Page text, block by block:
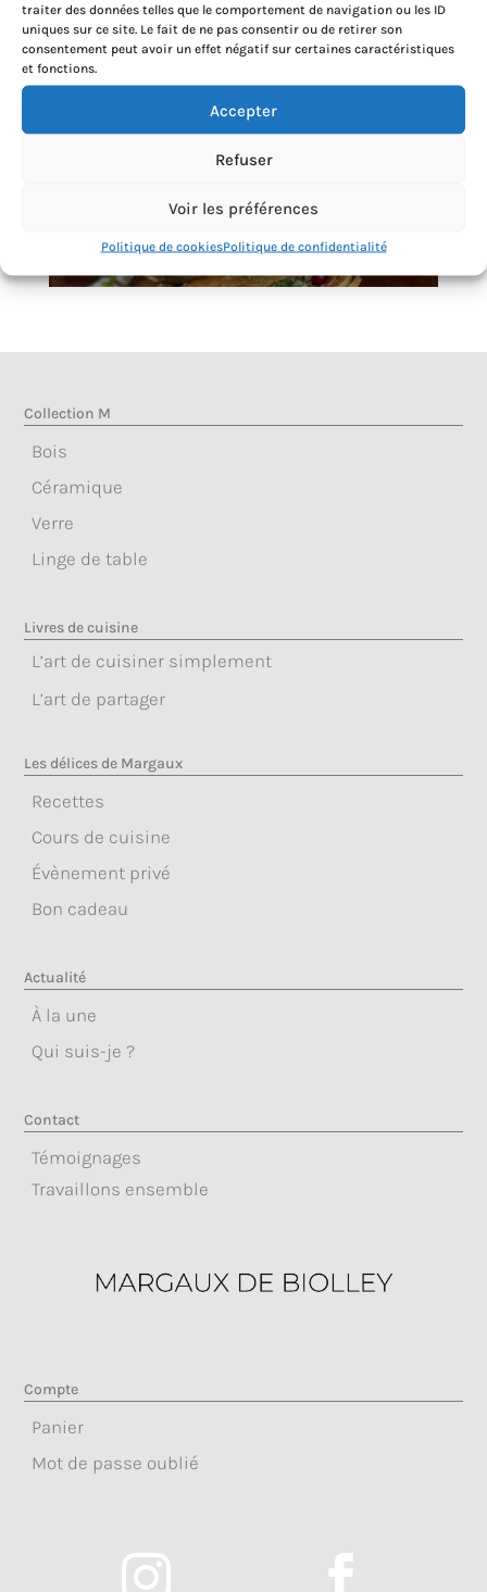
traiter des données telles que le comportement de navigation ou les ID
uniques sur ce site. Le fait de ne pas consentir ou de retirer son
consentement peut avoir un effet négatif sur certaines caractéristiques
et fonctions.
Accepter
Refuser
Voir les préférences
Politique de cookiesPolitique de confidentialité
Collection M
Bois
Céramique
Verre
Linge de table
Livres de cuisine
L’art de cuisiner simplement
L’art de partager
Les délices de Margaux
Recettes
Cours de cuisine
Évènement privé
Bon cadeau
Actualité
À la une
Qui suis-je ?
Contact
Témoignages
Travaillons ensemble
Compte
Panier
Mot de passe oublié
 